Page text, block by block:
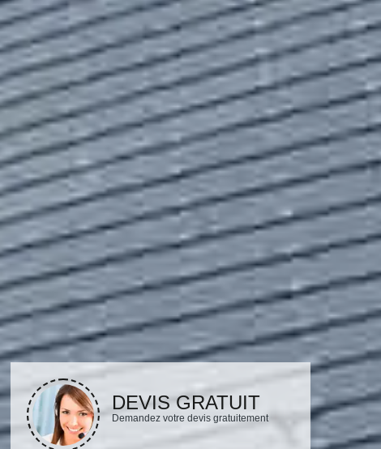
DEVIS GRATUIT
Demandez votre devis gratuitement